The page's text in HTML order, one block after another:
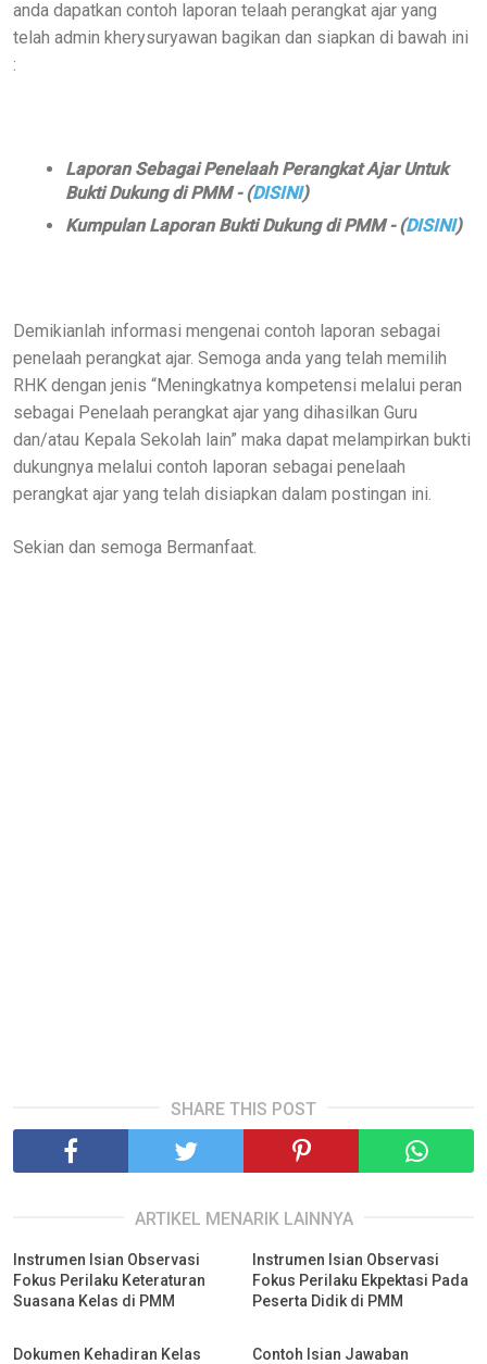
anda dapatkan contoh laporan telaah perangkat ajar yang
telah admin kherysuryawan bagikan dan siapkan di bawah ini
:
Laporan Sebagai Penelaah Perangkat Ajar Untuk
Bukti Dukung di PMM - (DISINI)
Kumpulan Laporan Bukti Dukung di PMM - (DISINI)
Demikianlah informasi mengenai contoh laporan sebagai
penelaah perangkat ajar. Semoga anda yang telah memilih
RHK dengan jenis “Meningkatnya kompetensi melalui peran
sebagai Penelaah perangkat ajar yang dihasilkan Guru
dan/atau Kepala Sekolah lain” maka dapat melampirkan bukti
dukungnya melalui contoh laporan sebagai penelaah
perangkat ajar yang telah disiapkan dalam postingan ini.
Sekian dan semoga Bermanfaat.
SHARE THIS POST
ARTIKEL MENARIK LAINNYA
Instrumen Isian Observasi
Fokus Perilaku Keteraturan
Suasana Kelas di PMM
Instrumen Isian Observasi
Fokus Perilaku Ekpektasi Pada
Peserta Didik di PMM
Dokumen Kehadiran Kelas
Contoh Isian Jawaban